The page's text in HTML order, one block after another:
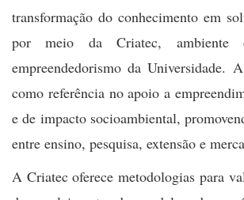
transformação do conhecimento em
por meio da Criatec, ambiente
empreendedorismo da Universidade.
como referência no apoio a
e de impacto socioambiental,
entre ensino, pesquisa, extensão e
A Criatec oferece metodologias para